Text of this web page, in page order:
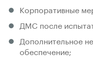
Корпоративные
ДМС после
Дополнительное
обеспечение;